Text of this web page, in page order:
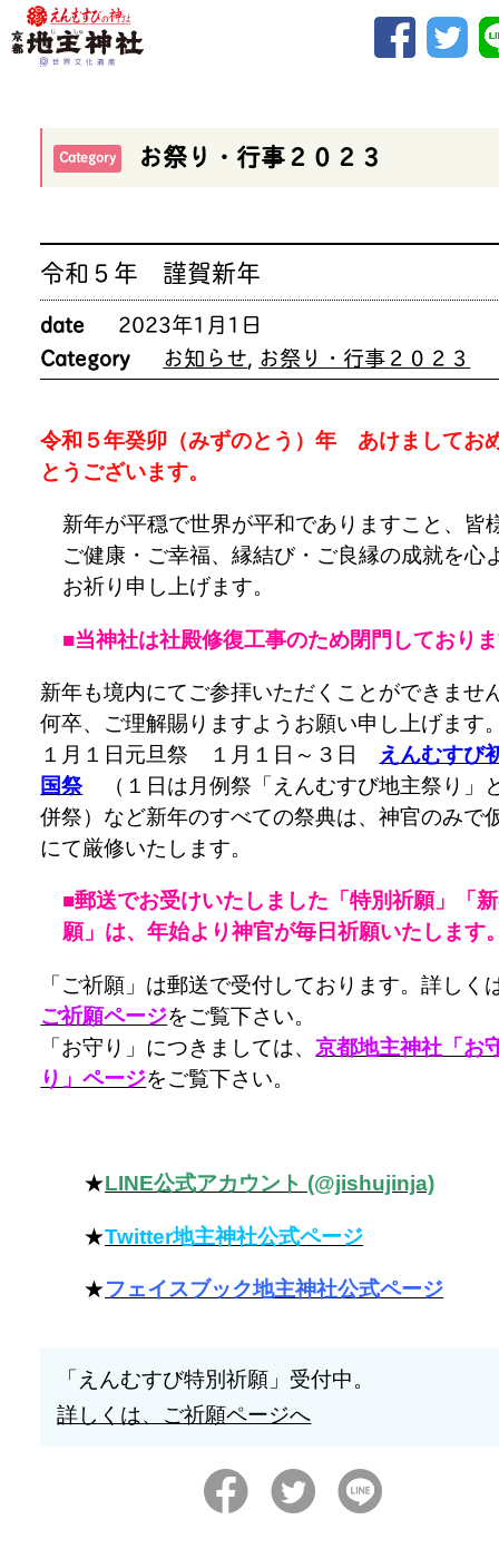
Category お祭り・行事２０２３
令和５年 謹賀新年
date
2023年1月1日
Category
お知らせ, お祭り・行事２０２３
令和５年癸卯（みずのとう）年 あけましてお
とうございます。
新年が平穏で世界が平和でありますこと、皆
ご健康・ご幸福、縁結び・ご良縁の成就を心
お祈り申し上げます。
■当神社は社殿修復工事のため閉門しており
新年も境内にてご参拝いただくことができませ
何卒、ご理解賜りますようお願い申し上げます
１月１日元旦祭 １月１日～３日
えんむすび
国祭（１日は月例祭「えんむすび地主祭り」
併祭）など新年のすべての祭典は、神官のみで
にて厳修いたします。
■郵送でお受けいたしました「特別祈願」「
願」は、年始より神官が毎日祈願いたします
「ご祈願」は郵送で受付しております。詳しく
ご祈願ページをご覧下さい。
「お守り」につきましては、京都地主神社「お
り」ページをご覧下さい。
★LINE公式アカウント (@jishujinja)
★Twitter地主神社公式ページ
★フェイスブック地主神社公式ページ
「えんむすび特別祈願」受付中。
詳しくは、ご祈願ページへ